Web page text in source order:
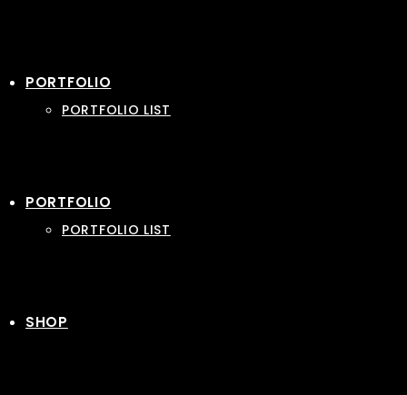
PORTFOLIO
PORTFOLIO LIST
PORTFOLIO
PORTFOLIO LIST
SHOP